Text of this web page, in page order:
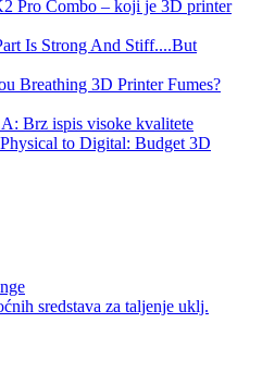
Pro Combo – koji je 3D printer
Is Strong And Stiff....But
Breathing 3D Printer Fumes?
Brz ispis visoke kvalitete
to Digital: Budget 3D
sredstava za taljenje uklj.